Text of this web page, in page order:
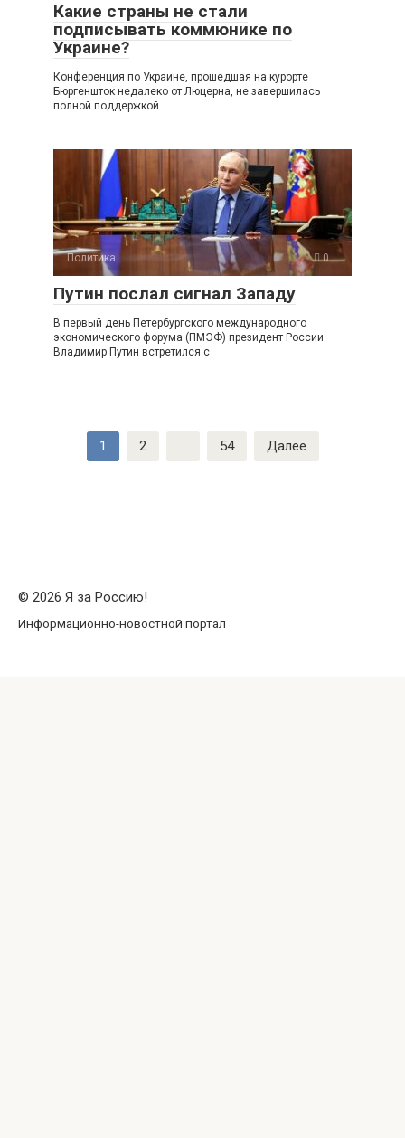
Какие страны не стали
подписывать коммюнике по
Украине?
Конференция по Украине, прошедшая на курорте
Бюргеншток недалеко от Люцерна, не завершилась
полной поддержкой
Политика 0
Путин послал сигнал Западу
В первый день Петербургского международного
экономического форума (ПМЭФ) президент России
Владимир Путин встретился с
1 2 … 54 Далее
© 2026 Я за Россию!
Информационно-новостной портал